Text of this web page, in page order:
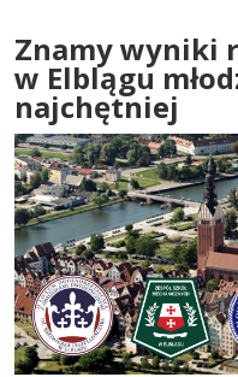
Znamy wyniki
w Elblągu
najchętniej